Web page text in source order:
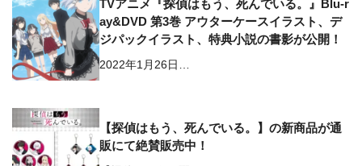
TVアニメ『探偵はもう、死んでいる。』Blu-r
ay&DVD 第3巻 アウターケースイラスト、デ
ジパックイラスト、特典小説の書影が公開！
2022年1月26日…
【探偵はもう、死んでいる。】の新商品が通
販にて絶賛販売中！